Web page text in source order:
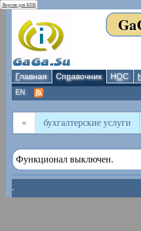
Версия для КПК
Главная Справочник НОС
EN
« бухгалтерские услуги
Функционал выключен.
.